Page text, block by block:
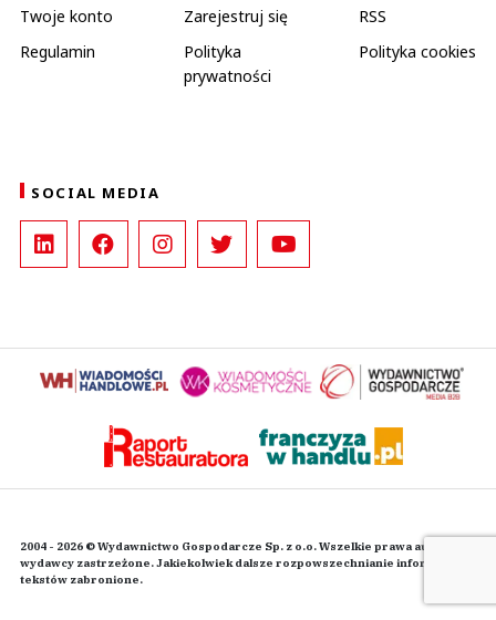
Twoje konto
Zarejestruj się
RSS
Regulamin
Polityka
prywatności
Polityka cookies
SOCIAL MEDIA
2004 - 2026 © Wydawnictwo Gospodarcze Sp. z o.o. Wszelkie prawa autorskie
wydawcy zastrzeżone. Jakiekolwiek dalsze rozpowszechnianie informacji i
tekstów zabronione.